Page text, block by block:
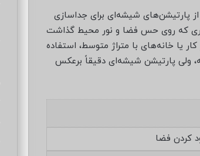
از پارتیشن‌های شیشه‌ای برای جداسازی
که روی حس فضا و نور محیط گذاشت
یا خانه‌های با متراژ متوسط، استفاده
ولی پارتیشن شیشه‌ای دقیقاً برعکس
کردن فضا